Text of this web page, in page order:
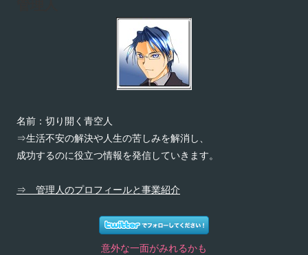
名前：切り開く青空人
⇒生活不安の解決や人生の苦しみを解消し、
成功するのに役立つ情報を発信していきます。
⇒ 管理人のプロフィールと事業紹介
意外な一面がみれるかも